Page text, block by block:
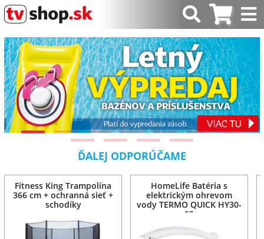
ĎALEJ ODPORÚČAME
Fitness King Trampolína
366 cm + ochranná sieť +
schodíky
HomeLife Batéria s
elektrickým ohrevom
vody TERMO QUICK HY30-
05